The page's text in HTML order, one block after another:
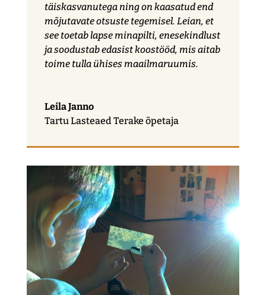
täiskasvanutega ning on kaasatud end
mõjutavate otsuste tegemisel. Leian, et
see toetab lapse minapilti, enesekindlust
ja soodustab edasist koostööd, mis aitab
toime tulla ühises maailmaruumis.
Leila Janno
Tartu Lasteaed Terake õpetaja